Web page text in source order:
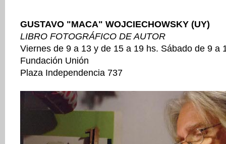
GUSTAVO "MACA" WOJCIECHOWSKY (UY)
LIBRO FOTOGRÁFICO DE AUTOR
Viernes de 9 a 13 y de 15 a 19 hs. Sábado de 9 a
Fundación Unión
Plaza Independencia 737